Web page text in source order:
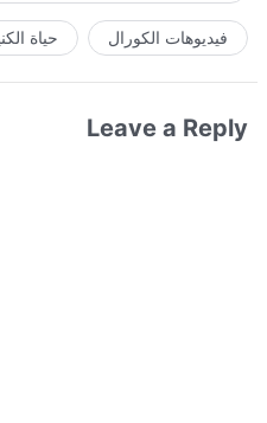
فيديوهات الكورال حياة
Leave a Reply